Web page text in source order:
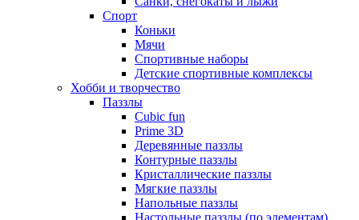
Спорт
Коньки
Мячи
Спортивные наборы
Детские спортивные комплексы
Хобби и творчество
Паззлы
Cubic fun
Prime 3D
Деревянные паззлы
Контурные паззлы
Кристаллические паззлы
Мягкие паззлы
Напольные паззлы
Настольные паззлы (по элементам)